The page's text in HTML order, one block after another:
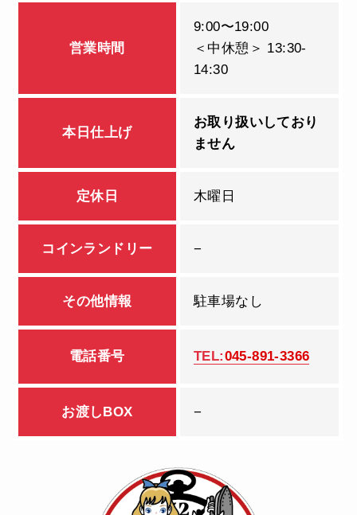
営業時間
9:00〜19:00
＜中休憩＞ 13:30-
14:30
本日仕上げ
お取り扱いしており
ません
定休日 木曜日
コインランドリー −
その他情報 駐車場なし
電話番号 TEL:045-891-3366
お渡しBOX −